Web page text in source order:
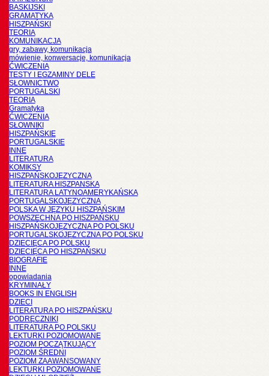
BASKIJSKI
GRAMATYKA
HISZPAŃSKI
TEORIA
KOMUNIKACJA
gry, zabawy, komunikacja
mówienie, konwersacje, komunikacja
ĆWICZENIA
TESTY I EGZAMINY DELE
SŁOWNICTWO
PORTUGALSKI
TEORIA
Gramatyka
ĆWICZENIA
SŁOWNIKI
HISZPAŃSKIE
PORTUGALSKIE
INNE
LITERATURA
KOMIKSY
HISZPAŃSKOJĘZYCZNA
LITERATURA HISZPANSKA
LITERATURA LATYNOAMERYKAŃSKA
PORTUGALSKOJĘZYCZNA
POLSKA W JĘZYKU HISZPAŃSKIM
POWSZECHNA PO HISZPAŃSKU
HISZPAŃSKOJĘZYCZNA PO POLSKU
PORTUGALSKOJĘZYCZNA PO POLSKU
DZIECIĘCA PO POLSKU
DZIECIĘCA PO HISZPAŃSKU
BIOGRAFIE
INNE
opowiadania
KRYMINAŁY
BOOKS IN ENGLISH
DZIECI
LITERATURA PO HISZPAŃSKU
PODRĘCZNIKI
LITERATURA PO POLSKU
LEKTURKI POZIOMOWANE
POZIOM POCZĄTKUJĄCY
POZIOM ŚREDNI
POZIOM ZAAWANSOWANY
LEKTURKI POZIOMOWANE